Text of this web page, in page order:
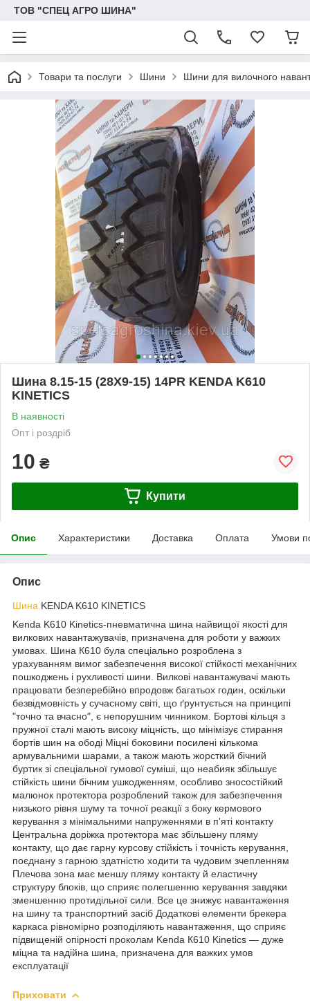
ТОВ "СПЕЦ АГРО ШИНА"
Товари та послуги Шини Шини для вилочного
Шина 8.15-15 (28X9-15) 14PR KENDA K610
KINETICS
В наявності
Опт і роздріб
10 ₴
Купити
Опис Характеристики Доставка Оплата Умови
Опис
Шина KENDA K610 KINETICS
Kenda K610 Kinetics-пневматична шина найвищої якості для
вилкових навантажувачів, призначена для роботи у важких
умовах. Шина К610 була спеціально розроблена з
урахуванням вимог забезпечення високої стійкості механічних
пошкоджень і рухливості шини. Вилкові навантажувачі мають
працювати безперебійно впродовж багатьох годин, оскільки
безвідмовність у сучасному світі, що ґрунтується на принципі
"точно та вчасно", є непорушним чинником. Бортові кільця з
пружної сталі мають високу міцність, що мінімізує стирання
бортів шин на ободі Міцні боковини посилені кількома
армувальними шарами, а також мають жорсткий бічний
буртик зі спеціальної гумової суміші, що неабияк збільшує
стійкість шини бічним ушкодженням, особливо зносостійкий
малюнок протектора розроблений також для забезпечення
низького рівня шуму та точної реакції з боку кермового
керування з мінімальними напруженнями в п'яті контакту
Центральна доріжка протектора має збільшену пляму
контакту, що дає гарну курсову стійкість і точність керування,
поєднану з гарною здатністю ходити та чудовим зчепленням
Плечова зона має меншу пляму контакту й еластичну
структуру блоків, що сприяє полегшенню керування завдяки
зменшенню протидільної сили. Все це знижує навантаження
на шину та транспортний засіб Додаткові елементи брекера
каркаса рівномірно розподіляють навантаження, що сприяє
підвищеній опірності проколам Kenda К610 Kinetics — дуже
міцна та надійна шина, призначена для важких умов
експлуатації
Приховати